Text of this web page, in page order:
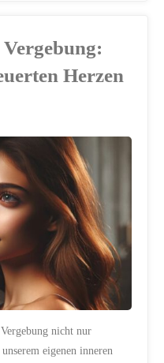
Herzen
nicht nur
eigenen inneren